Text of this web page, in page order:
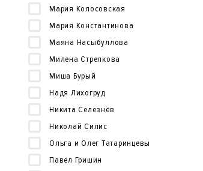
Мария Колосовская
Мария Константинова
Маяна Насыбуллова
Милена Стрелкова
Миша Бурый
Надя Лихогруд
Никита Селезнёв
Николай Силис
Ольга и Олег Татаринцевы
Павел Гришин